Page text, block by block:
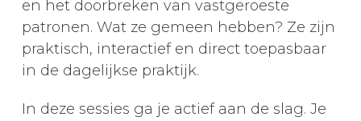
en het doorbreken van vastgeroeste
patronen. Wat ze gemeen hebben? Ze zijn
praktisch, interactief en direct toepasbaar
in de dagelijkse praktijk.
In deze sessies ga je actief aan de slag. Je